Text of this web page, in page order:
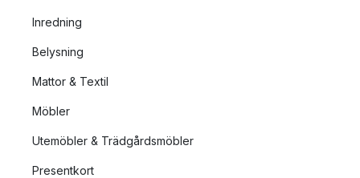
Inredning
Belysning
Mattor & Textil
Möbler
Utemöbler & Trädgårdsmöbler
Presentkort